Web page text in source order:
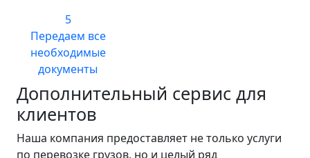
5
Передаем все
необходимые
документы
Дополнительный сервис для
клиентов
Наша компания предоставляет не только услуги
по перевозке грузов, но и целый ряд